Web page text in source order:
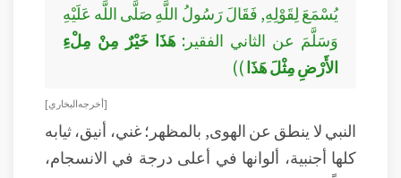
يُسْمَعَ لِقَوْلِهِ, فَقَالَ رَسُولُ اللَّهِ صَلَّى اللَّه عَلَيْهِ
وَسَلَّمَ عن الثاني الفقير:هَذَا خَيْرٌ مِنْ مِلْءِ
الأَرْضِ مِثْلَ هَذَا))
[ أخرجه البخاري ]
النبي لا ينطق عن الهوى, بالمظهر؛ غني، أنيق، ثيابه
كلها أجنبية، ألوانها في أعلى درجة في الانسجام،